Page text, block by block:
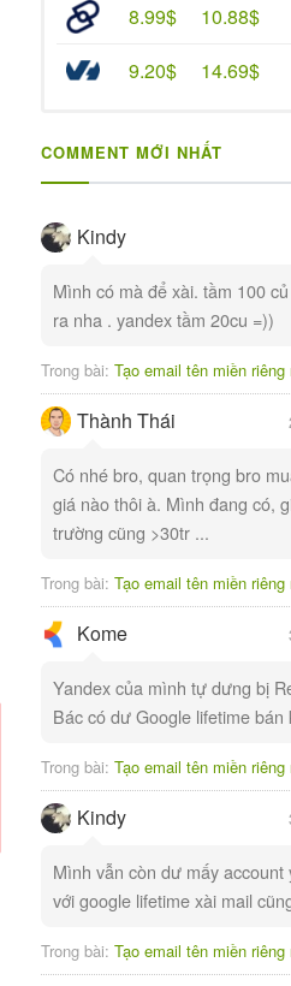
8.99$
10.88$
9.20$
14.69$
COMMENT MỚI NHẤT
Kindy
Mình có mà để xài. tầm 100
ra nha . yandex tầm 20cu =))
Trong bài: Tạo email tên miền riêng miễn
Thành Thái
Có nhé bro, quan trọng bro
giá nào thôi à. Mình đang có,
trường cũng >30tr ...
Trong bài: Tạo email tên miền riêng miễn
Kome
Yandex của mình tự dưng bị
Bác có dư Google lifetime bán
Trong bài: Tạo email tên miền riêng miễn
Kindy
Mình vẫn còn dư mấy account
với google lifetime xài mail
Trong bài: Tạo email tên miền riêng miễn